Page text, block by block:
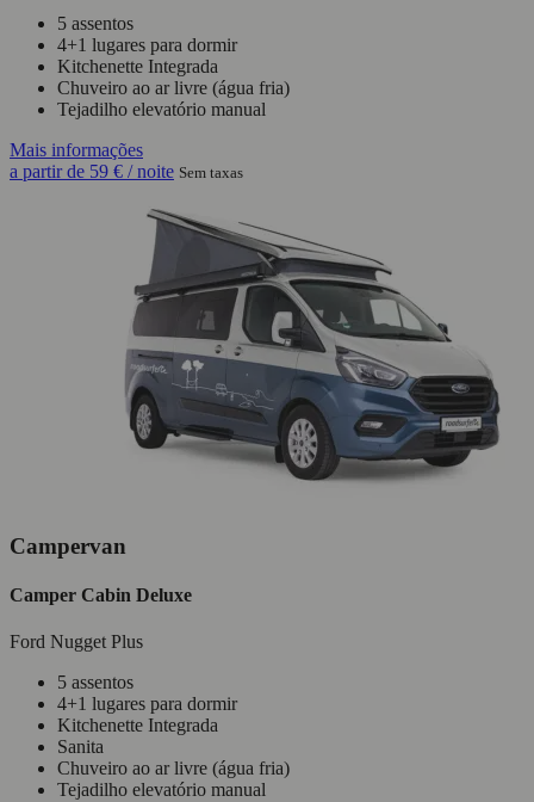
5 assentos
4+1 lugares para dormir
Kitchenette Integrada
Chuveiro ao ar livre (água fria)
Tejadilho elevatório manual
Mais informações
a partir de 59 € / noite Sem taxas
Campervan
Camper Cabin Deluxe
Ford Nugget Plus
5 assentos
4+1 lugares para dormir
Kitchenette Integrada
Sanita
Chuveiro ao ar livre (água fria)
Tejadilho elevatório manual